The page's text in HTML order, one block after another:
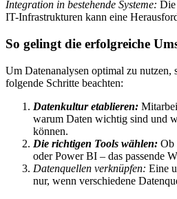
Integration in bestehende Systeme: Die
IT-Infrastrukturen kann eine
So gelingt die erfolgreiche
Um Datenanalysen optimal zu nutzen,
folgende Schritte beachten:
Datenkultur etablieren:
warum Daten wichtig sind und
können.
Die richtigen Tools wählen: Ob
oder Power BI – das passende
Datenquellen verknüpfen: Eine
nur, wenn verschiedene